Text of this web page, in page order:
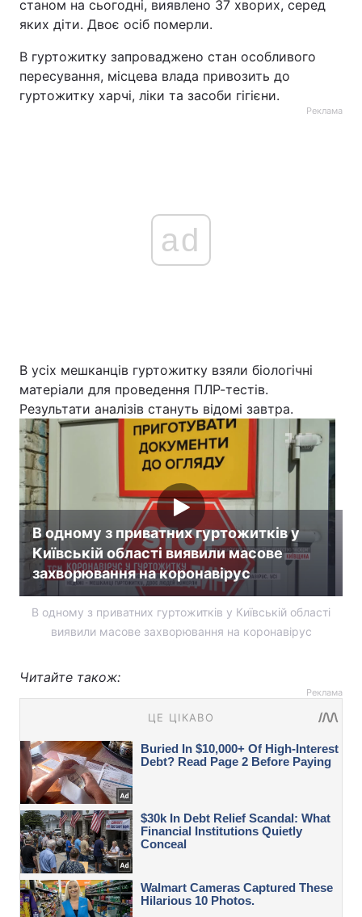
станом на сьогодні, виявлено 37 хворих, серед
яких діти. Двоє осіб померли.
В гуртожитку запроваджено стан особливого
пересування, місцева влада привозить до
гуртожитку харчі, ліки та засоби гігієни.
Реклама
ad
В усіх мешканців гуртожитку взяли біологічні
матеріали для проведення ПЛР-тестів.
Результати аналізів стануть відомі завтра.
В одному з приватних гуртожитків у
Київській області виявили масове
захворювання на коронавірус
В одному з приватних гуртожитків у Київській області
виявили масове захворювання на коронавірус
Читайте також:
Реклама